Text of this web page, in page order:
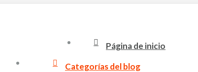
Página de inicio
Categorías del blog